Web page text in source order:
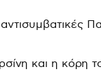
και η κόρη